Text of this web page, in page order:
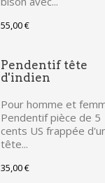
55,00 €
Pendentif tête
d'indien
Pour homme et
Pendentif pièce de 5
cents US frappée
tête...
35,00 €